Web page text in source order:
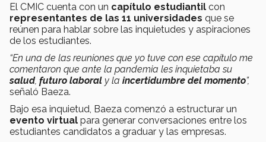
El CMIC cuenta con un capítulo estudiantil con
representantes de las 11 universidades que se
reúnen para hablar sobre las inquietudes y aspiraciones
de los estudiantes.
“En una de las reuniones que yo tuve con ese capítulo me
comentaron que ante la pandemia les inquietaba su
salud, futuro laboral y la incertidumbre del momento”,
señaló Baeza.
Bajo esa inquietud, Baeza comenzó a estructurar un
evento virtual para generar conversaciones entre los
estudiantes candidatos a graduar y las empresas.